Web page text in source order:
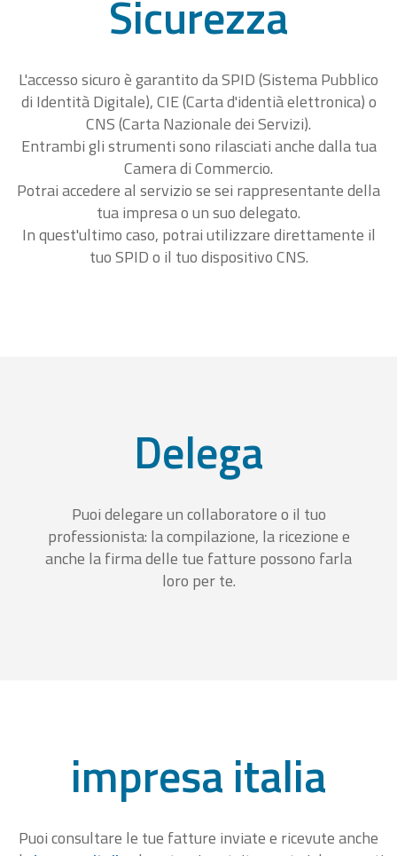
Sicurezza
L'accesso sicuro è garantito da SPID (Sistema Pubblico
di Identità Digitale), CIE (Carta d'identià elettronica) o
CNS (Carta Nazionale dei Servizi).
Entrambi gli strumenti sono rilasciati anche dalla tua
Camera di Commercio.
Potrai accedere al servizio se sei rappresentante della
tua impresa o un suo delegato.
In quest'ultimo caso, potrai utilizzare direttamente il
tuo SPID o il tuo dispositivo CNS.
Delega
Puoi delegare un collaboratore o il tuo
professionista: la compilazione, la ricezione e
anche la firma delle tue fatture possono farla
loro per te.
impresa italia
Puoi consultare le tue fatture inviate e ricevute anche